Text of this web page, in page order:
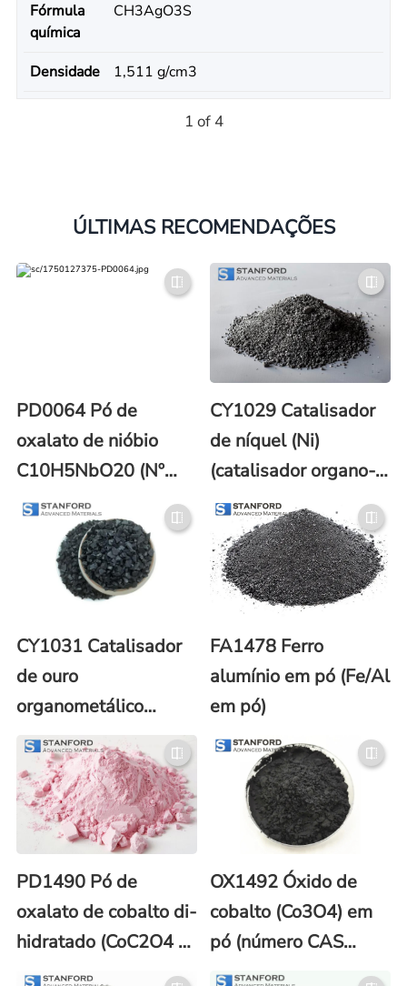
Fórmula
química
CH3AgO3S
Densidade 1,511 g/cm3
1 of 4
ÚLTIMAS RECOMENDAÇÕES
PD0064 Pó de
oxalato de nióbio
C10H5NbO20 (Nº
CAS: 21348-59-4)
CY1029 Catalisador
de níquel (Ni)
(catalisador organo-
metálico)
CY1031 Catalisador
de ouro
organometálico
(catalisador Au)
FA1478 Ferro
alumínio em pó (Fe/Al
em pó)
PD1490 Pó de
oxalato de cobalto di-
hidratado (CoC2O4 -
2H2O) (número CAS
OX1492 Óxido de
cobalto (Co3O4) em
pó (número CAS
1308-06-1)